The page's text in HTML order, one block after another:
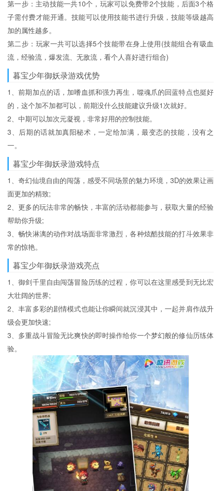
第一步：主动技能一共10个，玩家可以免费带2个技能，后面3个格
子需付费才能开通。技能可以使用技能书进行升级，技能等级越高
加的属性越多。
第二步：玩家一共可以选择5个技能带在身上使用(技能组合有吸血
流，经验流，爆发流、无敌流，看个人喜好进行组合)
暮宝少年御妖录游戏优势
1、前期加点的话，加嗜血抓和强力再生，噬魂爪的回蓝特点也挺好
的，这个加不加都可以，前期没什么技能建议升级1次就好。
2、中期可以加次元凝视，非常好用的控制技能。
3、后期的话就加真阳秘术，一定给加满，最变态的技能，没有之
一。
暮宝少年御妖录游戏特点
1、奇幻仙境自由的闯荡，感受不同场景的魅力环境，3D的效果让画
面更加的精致;
2、更多的玩法非常的畅快，丰富的活动都能参与，获取大量的经验
帮助你升级;
3、畅快淋漓的动作对战场面非常激烈，各种炫酷技能的打斗效果非
常的惊艳。
暮宝少年御妖录游戏亮点
1、御剑千里自由闯荡冒险历练的过程，你可以在这里感受到无比宏
大壮阔的世界;
2、丰富多彩的剧情模式也能让你瞬间就沉浸其中，一起并肩作战升
级会更加快速;
3、多重战斗冒险无比爽快的即时操作给你一个梦幻般的修仙历练体
验。